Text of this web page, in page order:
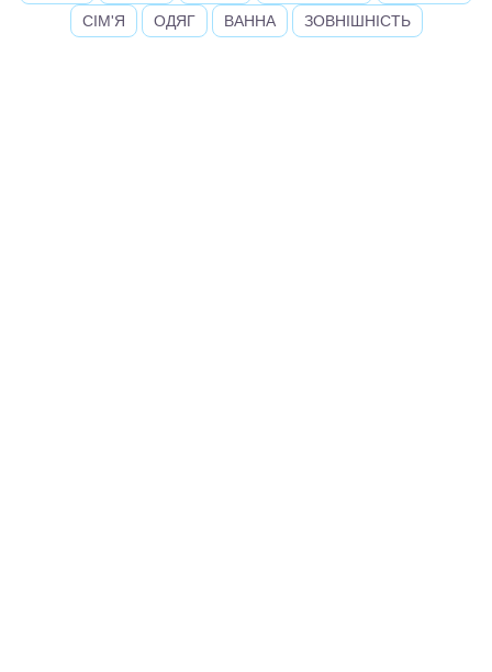
СІМ'Я
ОДЯГ ВАННА ЗОВНІШНІСТЬ